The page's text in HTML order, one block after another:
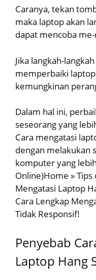
Caranya, tekan
maka laptop akan
dapat mencoba
Jika langkah-
memperbaiki
kemungkinan
Dalam hal ini,
seseorang yang
Cara mengatasi
dengan melakukan
komputer yang
Online)Home » Tips
Mengatasi Laptop
Cara Lengkap
Tidak Responsif!
Penyebab
Laptop Hang